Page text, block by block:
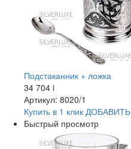
Подстаканник + ложка
34 704 i
Артикул: 8020/1
Купить в 1 клик ДОБАВИТЬ
Быстрый просмотр